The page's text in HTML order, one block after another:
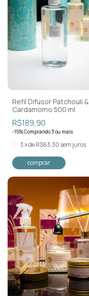
Refil Difusor Patchouli &
Cardamomo 500 ml
R$189,90
-15% Comprando 3 ou mais
3xdeR$63,30 sem juros